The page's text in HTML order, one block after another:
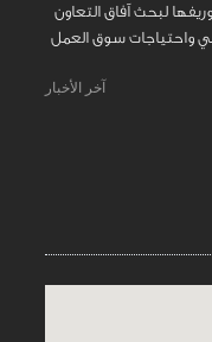
لبحث آفاق التعاون
واحتياجات سوق العمل
آخر الأخبار